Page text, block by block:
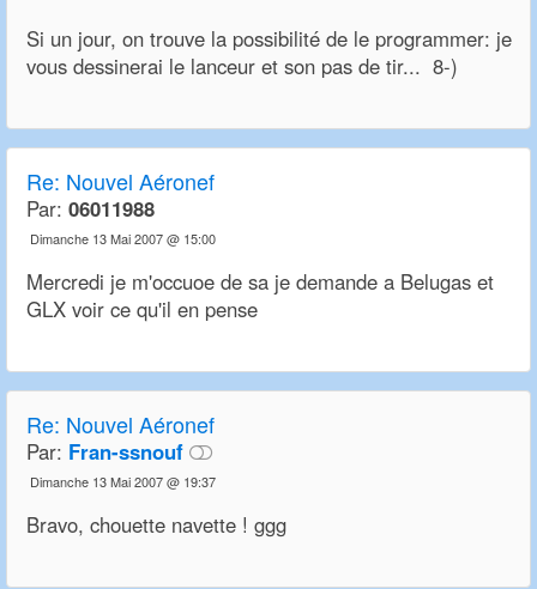
Si un jour, on trouve la possibilité de le programmer: je
vous dessinerai le lanceur et son pas de tir... 8-)
Re: Nouvel Aéronef
Par: 06011988
Dimanche 13 Mai 2007 @ 15:00
Mercredi je m'occuoe de sa je demande a Belugas et
GLX voir ce qu'il en pense
Re: Nouvel Aéronef
Par: Fran-ssnouf
Dimanche 13 Mai 2007 @ 19:37
Bravo, chouette navette ! ggg